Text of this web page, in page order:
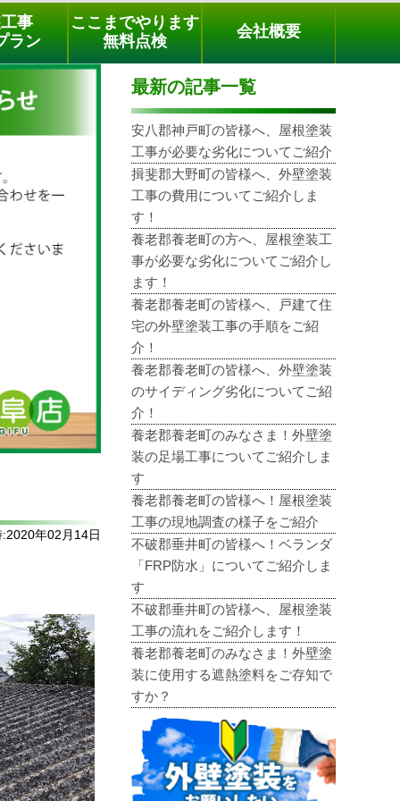
電話でのご相談 [9時～18時まで受付中]
phone03-3779-1505
事
ラン
ここまでやります
無料点検
会社概要
年02月14日
最新の記事一覧
安八郡神戸町の皆様へ、屋根塗装
工事が必要な劣化についてご紹介
揖斐郡大野町の皆様へ、外壁塗装
工事の費用についてご紹介しま
す！
養老郡養老町の方へ、屋根塗装工
事が必要な劣化についてご紹介し
ます！
養老郡養老町の皆様へ、戸建て住
宅の外壁塗装工事の手順をご紹
介！
養老郡養老町の皆様へ、外壁塗装
のサイディング劣化についてご紹
介！
養老郡養老町のみなさま！外壁塗
装の足場工事についてご紹介しま
す
養老郡養老町の皆様へ！屋根塗装
工事の現地調査の様子をご紹介
不破郡垂井町の皆様へ！ベランダ
「FRP防水」についてご紹介しま
す
不破郡垂井町の皆様へ、屋根塗装
工事の流れをご紹介します！
養老郡養老町のみなさま！外壁塗
装に使用する遮熱塗料をご存知で
すか？